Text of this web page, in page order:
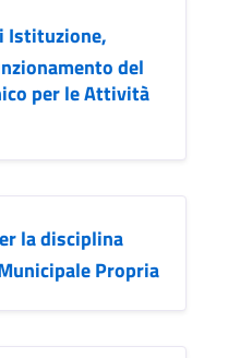
Istituzione,
del
per le Attività
la disciplina
Propria